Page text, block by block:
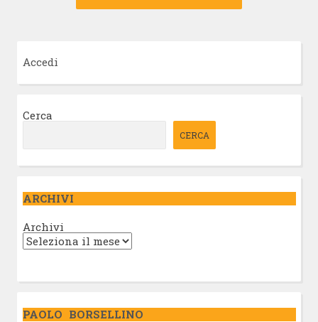
Accedi
Cerca
CERCA
ARCHIVI
Archivi
PAOLO BORSELLINO